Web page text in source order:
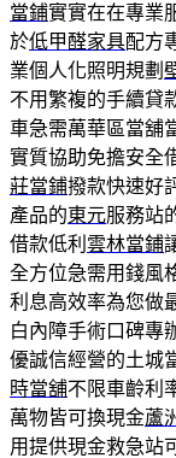
當鋪實實在在專業
於低甲醛家具配方
業個人化照明規劃
不用繁複的手續貸
車急需萬華區當舖
實質協助免擔安全
莊當鋪撥款快速好
產品的東元服務站
借款低利 雲林當鋪
全方位急需用錢風
利息高效率為您做
白內障手術口碑專
優誠信經營的土城
時當舖不限車齡利
萬物皆可換現金蘆
用提供現金救急站